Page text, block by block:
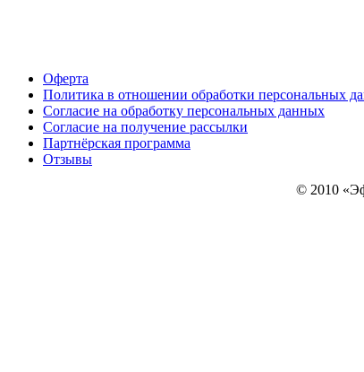
Оферта
Политика в отношении обработки персональных
Согласие на обработку персональных данных
Согласие на получение рассылки
Партнёрская программа
Отзывы
© 2010